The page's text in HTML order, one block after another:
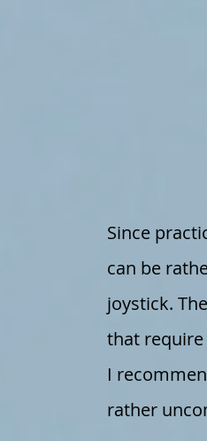
Since
can be
joystick.
that
I
rather